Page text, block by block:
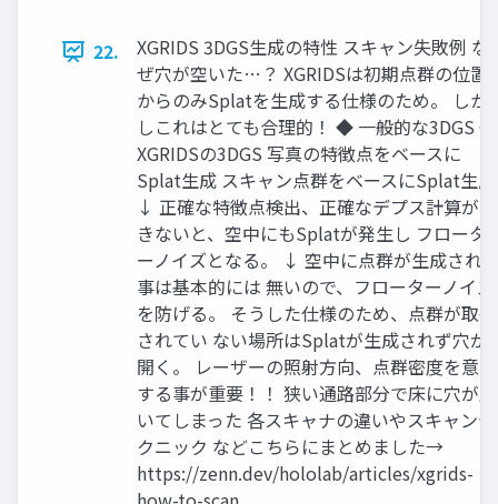
22.
XGRIDS 3DGS生成の特性 スキャン失敗例 な
ぜ穴が空いた…？ XGRIDSは初期点群の位置
からのみSplatを生成する仕様のため。 しか
しこれはとても合理的！ ◆ 一般的な3DGS ◆
XGRIDSの3DGS 写真の特徴点をベースに
Splat生成 スキャン点群をベースにSplat生成
↓ 正確な特徴点検出、正確なデプス計算が
きないと、空中にもSplatが発生し フロータ
ーノイズとなる。 ↓ 空中に点群が生成され
事は基本的には 無いので、フローターノイズ
を防げる。 そうした仕様のため、点群が取得
されてい ない場所はSplatが生成されず穴が
開く。 レーザーの照射方向、点群密度を意識
する事が重要！！ 狭い通路部分で床に穴が空
いてしまった 各スキャナの違いやスキャンテ
クニック などこちらにまとめました→
https://zenn.dev/hololab/articles/xgrids-